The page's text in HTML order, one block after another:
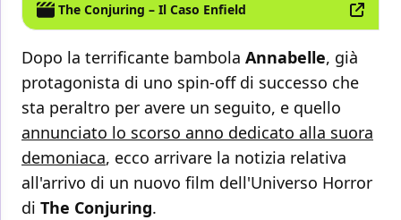
The Conjuring – Il Caso Enfield
Dopo la terrificante bambola Annabelle, già
protagonista di uno spin-off di successo che
sta peraltro per avere un seguito, e quello
annunciato lo scorso anno dedicato alla suora
demoniaca, ecco arrivare la notizia relativa
all'arrivo di un nuovo film dell'Universo Horror
di The Conjuring.